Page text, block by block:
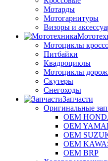
Мотарды
Мотогарнитуры
Визоры и
Мотоциклы
Питбайки
Квадроциклы
Мотоциклы
Скутеры
Снегоходы
Запчасти
Оригинальные
OEM
OEM
OEM
OEM
OEM BRP